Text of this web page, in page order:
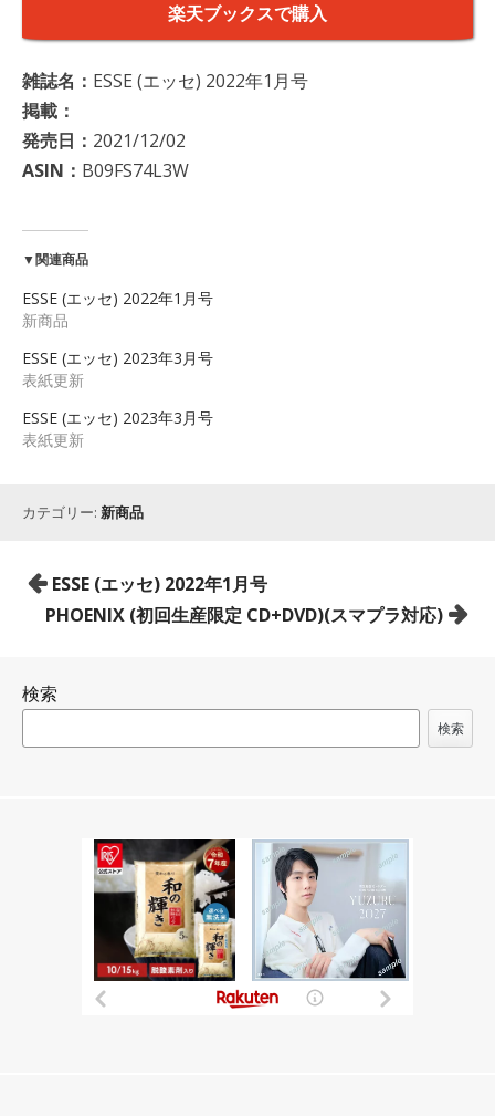
楽天ブックスで購入
雑誌名： ESSE (エッセ) 2022年1月号
掲載：
発売日： 2021/12/02
ASIN： B09FS74L3W
▼関連商品
ESSE (エッセ) 2022年1月号
新商品
ESSE (エッセ) 2023年3月号
表紙更新
ESSE (エッセ) 2023年3月号
表紙更新
カテゴリー: 新商品
投
稿
ゲ
ESSE (エッセ) 2022年1月号
PHOENIX (初回生産限定 CD+DVD)(スマプラ対応)
検索
検索